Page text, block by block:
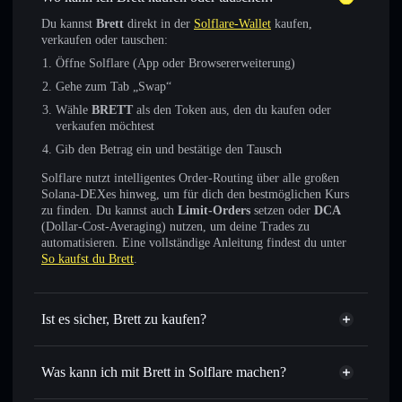
Du kannst Brett direkt in der Solflare-Wallet kaufen,
verkaufen oder tauschen:
Öffne Solflare (App oder Browsererweiterung)
Gehe zum Tab „Swap“
Wähle BRETT als den Token aus, den du kaufen oder
verkaufen möchtest
Gib den Betrag ein und bestätige den Tausch
Solflare nutzt intelligentes Order-Routing über alle großen
Solana-DEXes hinweg, um für dich den bestmöglichen Kurs
zu finden. Du kannst auch Limit-Orders setzen oder DCA
(Dollar-Cost-Averaging) nutzen, um deine Trades zu
automatisieren. Eine vollständige Anleitung findest du unter
So kaufst du Brett.
Ist es sicher, Brett zu kaufen?
Brett verifizierter Token
Was kann ich mit Brett in Solflare machen?
Brett
Solflare-Wallet